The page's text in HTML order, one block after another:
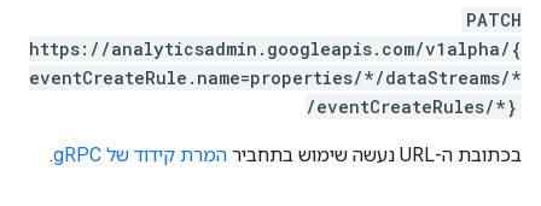
PATCH
https://analyticsadmin.googleapis.com/v1alpha/{
eventCreateRule.name=properties/*/dataStreams/*
/eventCreateRules/*}
בכתובת ה-URL נעשה שימוש בתחביר המרת קידוד של gRPC .